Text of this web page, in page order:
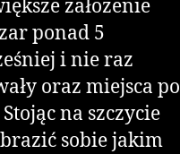
założenie
ponad 5
i nie raz
oraz miejsca po
na szczycie
sobie jakim